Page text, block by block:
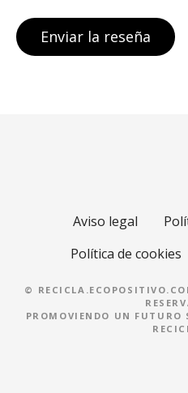
Aviso legal
Política de cookies
©
PROMOVIENDO UN FUTURO